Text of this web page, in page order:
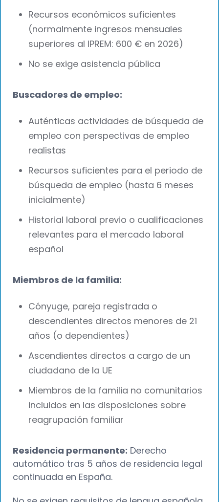
Recursos económicos suficientes
(normalmente ingresos mensuales
superiores al IPREM: 600 € en 2026)
No se exige asistencia pública
Buscadores de empleo:
Auténticas actividades de búsqueda de
empleo con perspectivas de empleo
realistas
Recursos suficientes para el periodo de
búsqueda de empleo (hasta 6 meses
inicialmente)
Historial laboral previo o cualificaciones
relevantes para el mercado laboral
español
Miembros de la familia:
Cónyuge, pareja registrada o
descendientes directos menores de 21
años (o dependientes)
Ascendientes directos a cargo de un
ciudadano de la UE
Miembros de la familia no comunitarios
incluidos en las disposiciones sobre
reagrupación familiar
Residencia permanente: Derecho
automático tras 5 años de residencia legal
continuada en España.